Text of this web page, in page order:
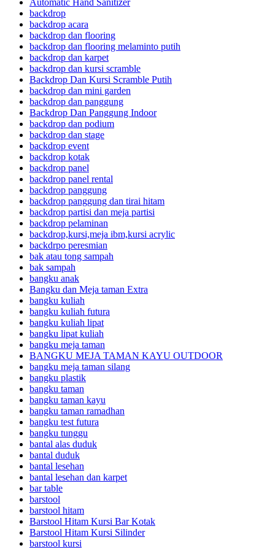
Automatic Hand Sanitizer
backdrop
backdrop acara
backdrop dan flooring
backdrop dan flooring melaminto putih
backdrop dan karpet
backdrop dan kursi scramble
Backdrop Dan Kursi Scramble Putih
backdrop dan mini garden
backdrop dan panggung
Backdrop Dan Panggung Indoor
backdrop dan podium
backdrop dan stage
backdrop event
backdrop kotak
backdrop panel
backdrop panel rental
backdrop panggung
backdrop panggung dan tirai hitam
backdrop partisi dan meja partisi
backdrop pelaminan
backdrop,kursi,meja ibm,kursi acrylic
backdrpo peresmian
bak atau tong sampah
bak sampah
bangku anak
Bangku dan Meja taman Extra
bangku kuliah
bangku kuliah futura
bangku kuliah lipat
bangku lipat kuliah
bangku meja taman
BANGKU MEJA TAMAN KAYU OUTDOOR
bangku meja taman silang
bangku plastik
bangku taman
bangku taman kayu
bangku taman ramadhan
bangku test futura
bangku tunggu
bantal alas duduk
bantal duduk
bantal lesehan
bantal lesehan dan karpet
bar table
barstool
barstool hitam
Barstool Hitam Kursi Bar Kotak
Barstool Hitam Kursi Silinder
barstool kursi